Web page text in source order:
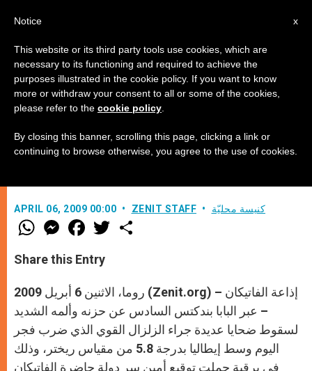
البابا في برقيته يصلي لأجل ضحايا
زلزال إيطاليا وخصوصا الأطفال
APRIL 06, 2009 00:00 ZENIT STAFF كنيسة محليّة
W
h
t
s
p
p
M
e
s
e
g
e
r
F
a
e
b
o
k
w
r
Share this Entry
روما، الاثنين 6 أبريل 2009 (Zenit.org) – إذاعة الفاتيكان
– عبر البابا بندكتس السادس عن حزنه وألمه الشديد
لسقوط ضحايا عديدة جراء الزلزال القوي الذي ضرب فجر
اليوم وسط إيطاليا بدرجة 5.8 من مقياس ريختر، وذلك
في برقية حملت توقيع أمين سر دولة حاضرة الفاتيكان
x
Notice
This website or its third party tools use cookies, which are
necessary to its functioning and required to achieve the
purposes illustrated in the cookie policy. If you want to know
more or withdraw your consent to all or some of the cookies,
please refer to the cookie policy
By closing this banner, scrolling this page, clicking a link or
continuing to browse otherwise, you agree to the use of cookies.